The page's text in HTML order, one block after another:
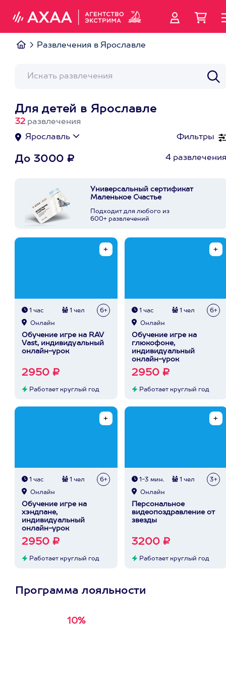
Развлечения в Ярославле
Для детей в Ярославле
32 развлечения
Фильтры
Ярославль
До 3000 ₽ 4
Универсальный сертификат
Маленькое Счастье
Подходит для любого из
600+ развлечений
1 час 1 чел 6+
Онлайн
Обучение игре на RAV
Vast, индивидуальный
онлайн-урок
2950 ₽
Работает круглый год
1 час 1 чел 6+
Онлайн
Обучение игре на
глюкофоне,
индивидуальный
онлайн-урок
2950 ₽
Работает круглый год
1 час 1 чел 6+
Онлайн
Обучение игре на
хэндпане,
индивидуальный
онлайн-урок
2950 ₽
Работает круглый год
1-3 мин. 1 чел 3+
Онлайн
Персональное
видеопоздравление от
звезды
3200 ₽
Работает круглый год
Программа лояльности
10%